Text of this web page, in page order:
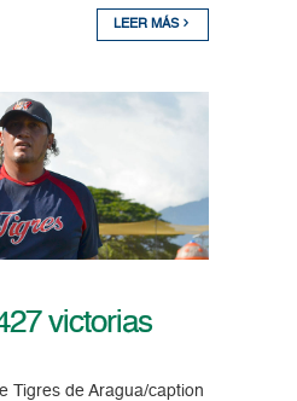
LEER MÁS
victorias
Tigres de Aragua/caption